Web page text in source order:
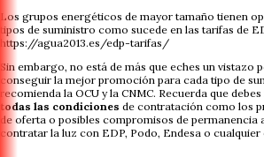
Los grupos energéticos de mayor tamaño tienen
tipos de suministro como sucede en las tarifas de
https://agua2013.es/edp-tarifas/
Sin embargo, no está de más que eches un vistazo
conseguir la mejor promoción para cada tipo de
recomienda la OCU y la CNMC. Recuerda que debes
todas las condiciones de contratación como los
de oferta o posibles compromisos de permanencia
contratar la luz con EDP, Podo, Endesa o